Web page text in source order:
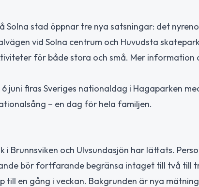
Solna stad öppnar tre nya satsningar: det
vid Solna centrum och Huvudsta
för både stora och små. Mer information
juni firas Sveriges nationaldag i Hagaparken
– en dag för hela familjen.
och Ulvsundasjön har lättats.
bör fortfarande begränsa intaget till två till
till en gång i veckan. Bakgrunden är nya